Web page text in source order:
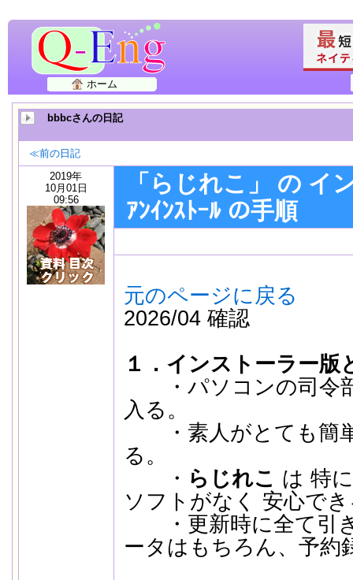
ホーム
bbbcさんの日記
≪前の日記
2019年
10月01日
09:56
「らじれこ」 の イ
ｱﾝｲﾝｽﾄｰﾙ の手順
元のページに戻る
2026/04 確認
１．インストーラー版
・パソコンの司令
入る。
・素人がとても簡
る。
・ らじれこ は 特
ソフトがなく 安心で
・更新時に全て引
ータはもちろん、予